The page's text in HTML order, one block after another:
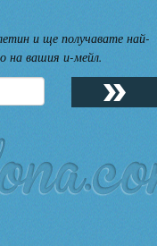
и ще получавате най-
на вашия и-мейл.